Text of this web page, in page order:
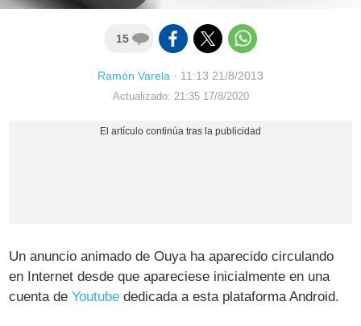
15
Ramón Varela · 11:13 21/8/2013
Actualizado: 21:35 17/8/2020
Un anuncio animado de Ouya ha aparecido circulando
en Internet desde que apareciese inicialmente en una
cuenta deYoutube dedicada a esta plataforma Android.